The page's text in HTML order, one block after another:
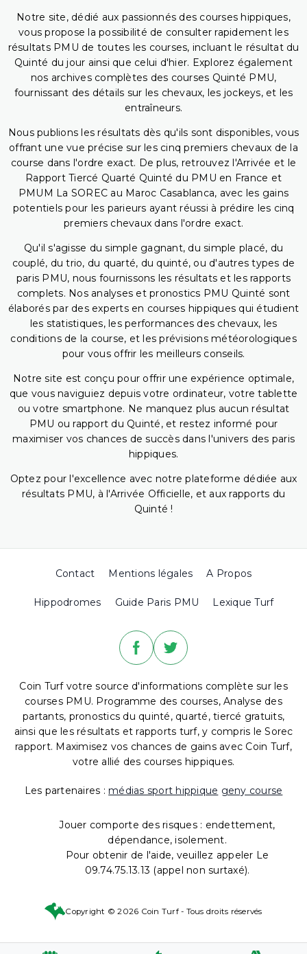
Notre site, dédié aux passionnés des courses hippiques,
vous propose la possibilité de consulter rapidement les
résultats PMU de toutes les courses, incluant le résultat du
Quinté du jour ainsi que celui d'hier. Explorez également
nos archives complètes des courses Quinté PMU,
fournissant des détails sur les chevaux, les jockeys, et les
entraîneurs.
Nous publions les résultats dès qu'ils sont disponibles, vous
offrant une vue précise sur les cinq premiers chevaux de la
course dans l'ordre exact. De plus, retrouvez l'Arrivée et le
Rapport Tiercé Quarté Quinté du PMU en France et
PMUM La SOREC au Maroc Casablanca, avec les gains
potentiels pour les parieurs ayant réussi à prédire les cinq
premiers chevaux dans l'ordre exact.
Qu'il s'agisse du simple gagnant, du simple placé, du
couplé, du trio, du quarté, du quinté, ou d'autres types de
paris PMU, nous fournissons les résultats et les rapports
complets. Nos analyses et pronostics PMU Quinté sont
élaborés par des experts en courses hippiques qui étudient
les statistiques, les performances des chevaux, les
conditions de la course, et les prévisions météorologiques
pour vous offrir les meilleurs conseils.
Notre site est conçu pour offrir une expérience optimale,
que vous naviguiez depuis votre ordinateur, votre tablette
ou votre smartphone. Ne manquez plus aucun résultat
PMU ou rapport du Quinté, et restez informé pour
maximiser vos chances de succès dans l'univers des paris
hippiques.
Optez pour l'excellence avec notre plateforme dédiée aux
résultats PMU, à l'Arrivée Officielle, et aux rapports du
Quinté !
Contact Mentions légales A Propos
Hippodromes Guide Paris PMU Lexique Turf
Coin Turf votre source d'informations complète sur les
courses PMU. Programme des courses, Analyse des
partants, pronostics du quinté, quarté, tiercé gratuits,
ainsi que les résultats et rapports turf, y compris le Sorec
rapport. Maximisez vos chances de gains avec Coin Turf,
votre allié des courses hippiques.
Les partenaires : médias sport hippique geny course
Jouer comporte des risques : endettement,
dépendance, isolement.
Pour obtenir de l'aide, veuillez appeler Le
09.74.75.13.13 (appel non surtaxé).
Copyright © 2026 Coin Turf - Tous droits réservés